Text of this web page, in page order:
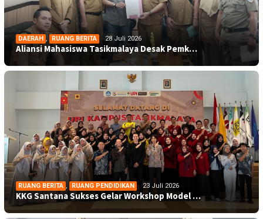
DAERAH RUANG BERITA 28 Juli 2026
Aliansi Mahasiswa Tasikmalaya Desak Pemk…
RUANG BERITA , RUANG PENDIDIKAN 23 Juli 2026
KKG Santana Sukses Gelar Workshop Model …